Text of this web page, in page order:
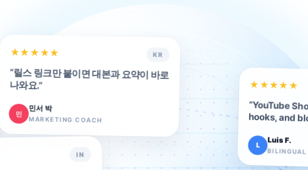
★★★★★ KR
“릴스 링크만 붙이면 대본과 요약이 바로
나와요.”
민
민서 박
MARKETING COACH
★ ★★★ ★
“YouTube
hooks, and
L
Luis F.
BILINGUAL
IN